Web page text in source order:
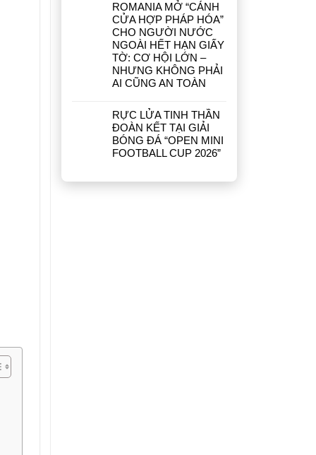
ROMANIA MỞ “CÁNH
CỬA HỢP PHÁP HÓA”
CHO NGƯỜI NƯỚC
NGOÀI HẾT HẠN GIẤY
TỜ: CƠ HỘI LỚN –
NHƯNG KHÔNG PHẢI
AI CŨNG AN TOÀN
RỰC LỬA TINH THẦN
ĐOÀN KẾT TẠI GIẢI
BÓNG ĐÁ “OPEN MINI
FOOTBALL CUP 2026”